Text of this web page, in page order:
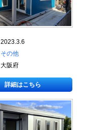
2023.3.6
その他
大阪府
詳細はこちら